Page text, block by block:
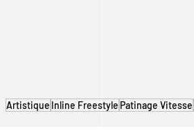
Artistique Inline Freestyle Patinage Vitesse